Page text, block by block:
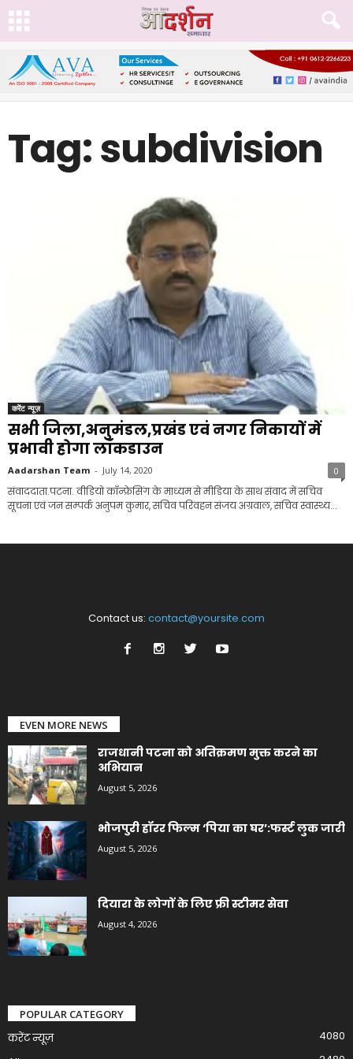
Tag: subdivision
करेंट न्यूज़
सभी जिला,अनुमंडल,प्रखंड एवं नगर निकायों में
प्रभावी होगा लॉकडाउन
Aadarshan Team - July 14, 2020 0
संवाददाता.पटना. वीडियो कॉंन्फ्रेसिंग के माध्यम से मीडिया के साथ संवाद में सचिव
सूचना एवं जन सम्पर्क अनुपम कुमार, सचिव परिवहन संजय अग्रवाल, सचिव स्वास्थ्य...
Contact us: contact@yoursite.com
EVEN MORE NEWS
राजधानी पटना को अतिक्रमण मुक्त करने का
अभियान
August 5, 2026
भोजपुरी हॉरर फिल्म ‘पिया का घर’:फर्स्ट लुक जारी
August 5, 2026
दियारा के लोगों के लिए फ्री स्टीमर सेवा
August 4, 2026
POPULAR CATEGORY
करेंट न्यूज़
4080